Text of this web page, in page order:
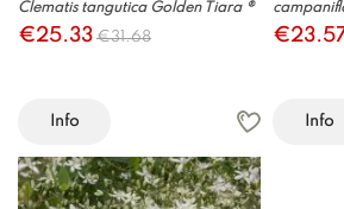
Clematis tangutica Golden Tiara ®
€25.33 €31.68
Info Info